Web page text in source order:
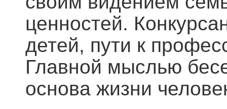
ценностей.
детей, пути к
Главной мыслью
основа жизни